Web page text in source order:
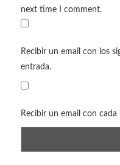
next time I comment.
Recibir un email con los
entrada.
Recibir un email con cada